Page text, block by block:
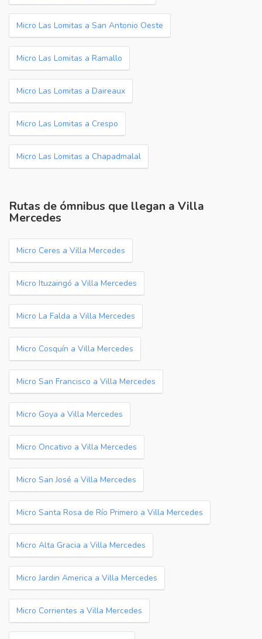
Micro Las Lomitas a San Antonio Oeste
Micro Las Lomitas a Ramallo
Micro Las Lomitas a Daireaux
Micro Las Lomitas a Crespo
Micro Las Lomitas a Chapadmalal
Rutas de ómnibus que llegan a Villa
Mercedes
Micro Ceres a Villa Mercedes
Micro Ituzaingó a Villa Mercedes
Micro La Falda a Villa Mercedes
Micro Cosquín a Villa Mercedes
Micro San Francisco a Villa Mercedes
Micro Goya a Villa Mercedes
Micro Oncativo a Villa Mercedes
Micro San José a Villa Mercedes
Micro Santa Rosa de Río Primero a Villa Mercedes
Micro Alta Gracia a Villa Mercedes
Micro Jardin America a Villa Mercedes
Micro Corrientes a Villa Mercedes